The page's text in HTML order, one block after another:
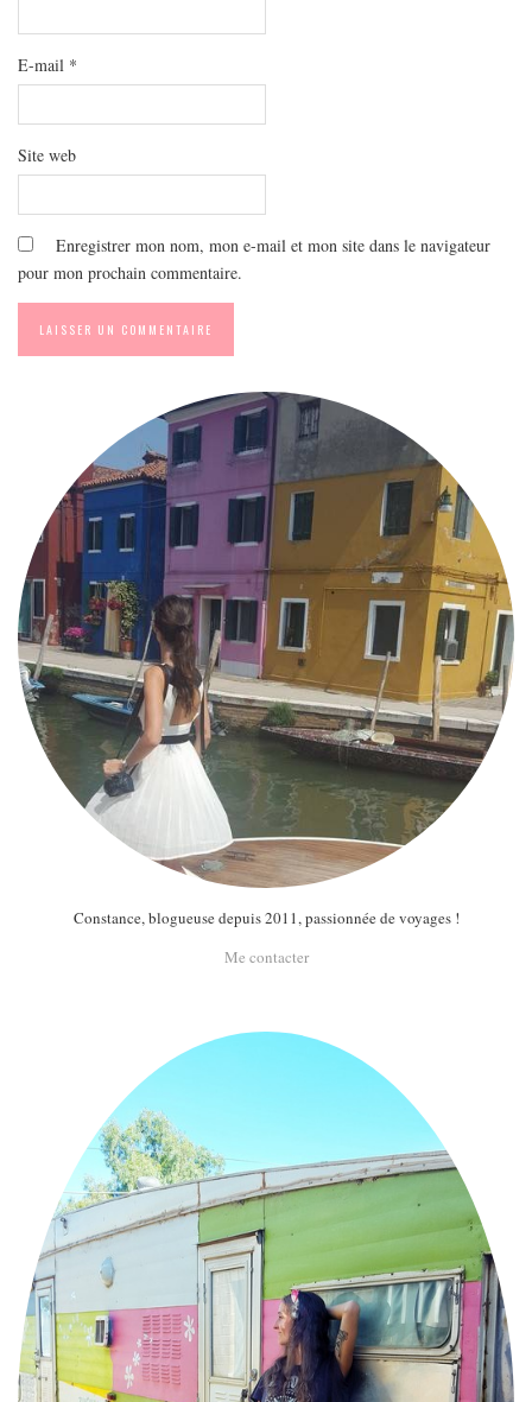
E-mail *
Site web
Enregistrer mon nom, mon e-mail et mon site dans le navigateur
pour mon prochain commentaire.
Constance, blogueuse depuis 2011, passionnée de voyages !
Me contacter